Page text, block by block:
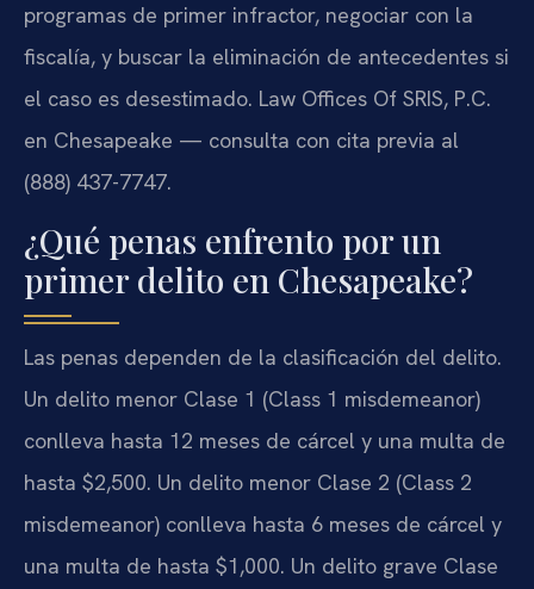
programas de primer infractor, negociar con la
fiscalía, y buscar la eliminación de antecedentes si
el caso es desestimado. Law Offices Of SRIS, P.C.
en Chesapeake — consulta con cita previa al
(888) 437-7747.
¿Qué penas enfrento por un
primer delito en Chesapeake?
Las penas dependen de la clasificación del delito.
Un delito menor Clase 1 (Class 1 misdemeanor)
conlleva hasta 12 meses de cárcel y una multa de
hasta $2,500. Un delito menor Clase 2 (Class 2
misdemeanor) conlleva hasta 6 meses de cárcel y
una multa de hasta $1,000. Un delito grave Clase